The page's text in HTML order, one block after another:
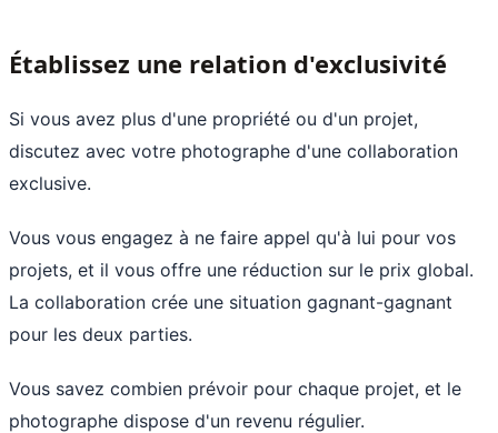
Établissez une relation d'exclusivité
Si vous avez plus d'une propriété ou d'un projet,
discutez avec votre photographe d'une collaboration
exclusive.
Vous vous engagez à ne faire appel qu'à lui pour vos
projets, et il vous offre une réduction sur le prix global.
La collaboration crée une situation gagnant-gagnant
pour les deux parties.
Vous savez combien prévoir pour chaque projet, et le
photographe dispose d'un revenu régulier.